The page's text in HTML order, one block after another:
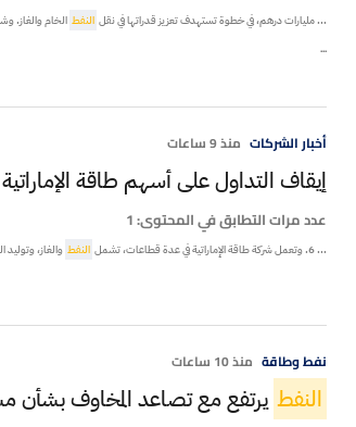
... مليارات درهم، في خطوة تستهدف تعزيز قدراتها في نقل النفط الخام والغاز.
...
أخبار الشركات منذ 9 ساعات
إيقاف التداول على أسهم طاقة الإماراتية اعتباراً
عدد مرات التطابق في المحتوى:1
... 6. وتعمل شركة طاقة الإماراتية في عدة قطاعات، تشمل النفط والغاز، وتوليد
نفط وطاقة منذ 10 ساعات
النفط يرتفع مع تصاعد المخاوف بشأن